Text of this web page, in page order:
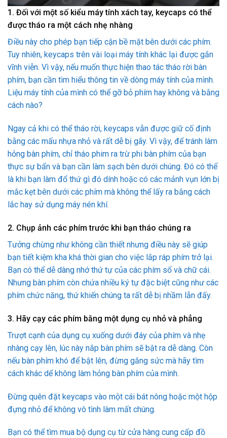
1. Đối với một số kiểu máy tính xách tay, keycaps có thể
được tháo ra một cách nhẹ nhàng
Điều này cho phép bạn tiếp cận bề mặt bên dưới các phím.
Tuy nhiên, keycaps trên vài loại máy tính khác lại được gắn
vĩnh viễn. Vì vậy, nếu muốn thực hiện thao tác tháo rời bàn
phím, bạn cần tìm hiểu thông tin về dòng máy tính của mình.
Liệu máy tính của mình có thể gỡ bỏ phím hay không và bằng
cách nào?
Ngay cả khi có thể tháo rời, keycaps vẫn được giữ cố định
bằng các mấu nhựa nhỏ và rất dễ bị gãy. Vì vậy, để tránh làm
hỏng bàn phím, chỉ tháo phim ra trừ phi bàn phím của bạn
thực sự bẩn và bạn cần làm sạch bên dưới chúng. Đó có thể
là khi bạn làm đổ thứ gì đó dính hoặc có các mảnh vụn lớn bị
mắc kẹt bên dưới các phím mà không thể lấy ra bằng cách
lắc hay sử dụng máy nén khí.
2. Chụp ảnh các phím trước khi bạn tháo chúng ra
Tưởng chừng như không cần thiết nhưng điều này sẽ giúp
bạn tiết kiệm kha khá thời gian cho việc lắp ráp phím trở lại.
Bạn có thể dễ dàng nhớ thứ tự của các phím số và chữ cái.
Nhưng bàn phím còn chứa nhiều ký tự đặc biệt cũng như các
phím chức năng, thứ khiến chúng ta rất dễ bị nhầm lẫn đấy.
3. Hãy cạy các phím bằng một dụng cụ nhỏ và phẳng
Trượt cạnh của dụng cụ xuống dưới đáy của phím và nhẹ
nhàng cạy lên, lúc này nắp bàn phím sẽ bật ra dễ dàng. Còn
nếu bàn phím khó để bật lên, đừng gắng sức mà hãy tìm
cách khác dể không làm hỏng bàn phím của mình.
Đừng quên đặt keycaps vào một cái bát nông hoặc một hộp
đựng nhỏ để không vô tình làm mất chúng.
Bạn có thể tìm mua bộ dụng cụ từ cửa hàng cung cấp đồ